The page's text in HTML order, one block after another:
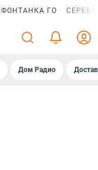
ФОНТАНКА ГО
Дом Радио